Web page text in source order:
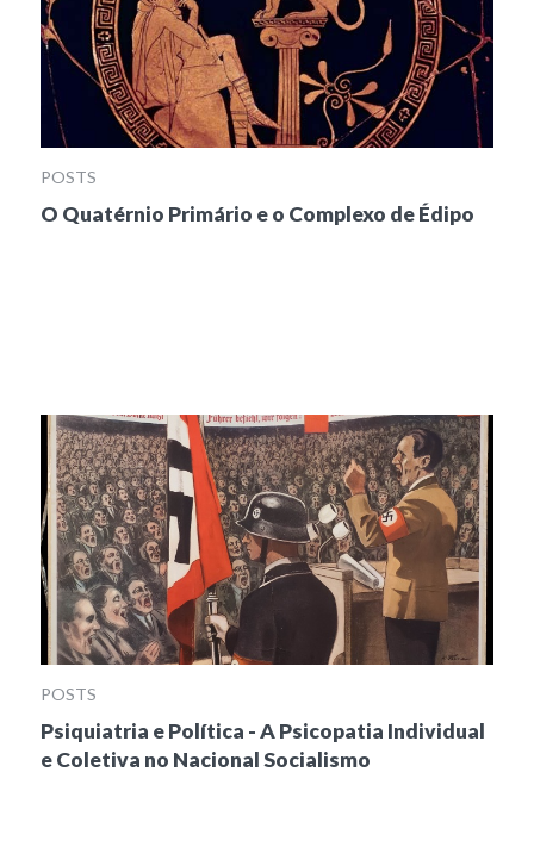
POSTS
O Quatérnio Primário e o Complexo de Édipo
POSTS
Psiquiatria e Política - A Psicopatia Individual
e Coletiva no Nacional Socialismo